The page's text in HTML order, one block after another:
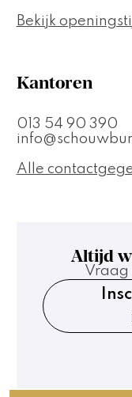
Bekijk
Kantoren
013 54 90 390
Alle
Altijd
Vraag